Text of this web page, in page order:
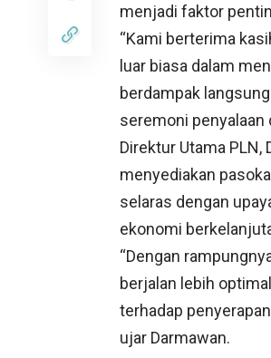
menjadi faktor
“Kami berterima
luar biasa dalam
berdampak
seremoni penyalaan
Direktur Utama
menyediakan
selaras dengan
ekonomi
“Dengan
berjalan lebih
terhadap
ujar Darmawan.